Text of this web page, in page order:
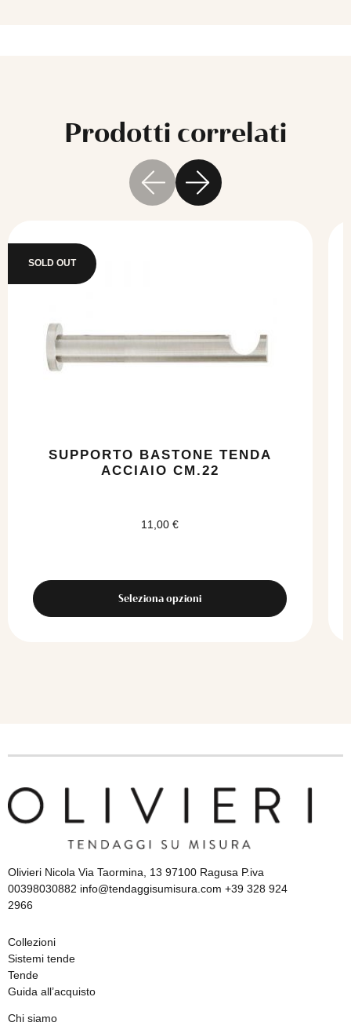
Prodotti correlati
SOLD OUT
SUPPORTO BASTONE TENDA
ACCIAIO CM.22
11,00€
Seleziona opzioni
prodotto
ha
opzioni
possono
Olivieri Nicola Via Taormina, 13 97100 Ragusa P.iva
00398030882 info@tendaggisumisura.com +39 328 924
2966
Collezioni
Sistemi tende
Tende
Guida all’acquisto
Chi siamo